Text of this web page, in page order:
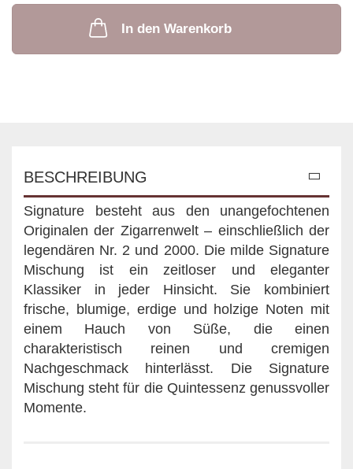
In den Warenkorb
BESCHREIBUNG
Signature besteht aus den unangefochtenen
Originalen der Zigarrenwelt – einschließlich der
legendären Nr. 2 und 2000. Die milde Signature
Mischung ist ein zeitloser und eleganter
Klassiker in jeder Hinsicht. Sie kombiniert
frische, blumige, erdige und holzige Noten mit
einem Hauch von Süße, die einen
charakteristisch reinen und cremigen
Nachgeschmack hinterlässt. Die Signature
Mischung steht für die Quintessenz genussvoller
Momente.